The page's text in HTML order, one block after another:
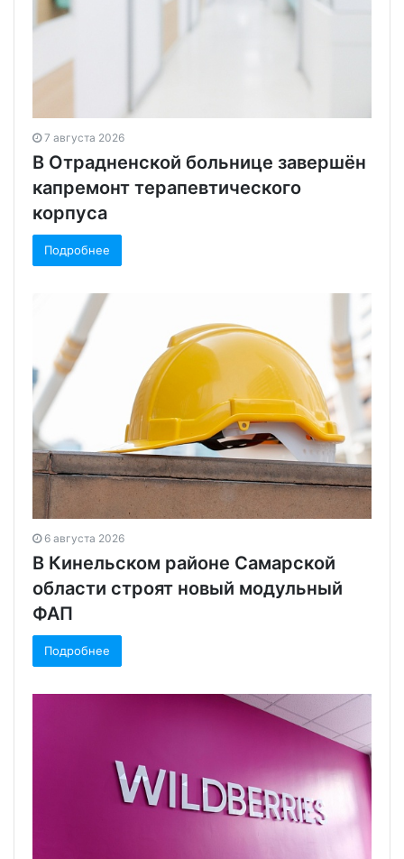
7 августа 2026
В Отрадненской больнице завершён
капремонт терапевтического
корпуса
Подробнее
6 августа 2026
В Кинельском районе Самарской
области строят новый модульный
ФАП
Подробнее